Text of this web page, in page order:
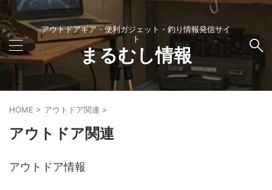
アウトドアギア・便利ガジェット・釣り情報発信サイ
ト
まるむし情報
HOME > アウトドア関連 >
アウトドア関連
アウトドア情報